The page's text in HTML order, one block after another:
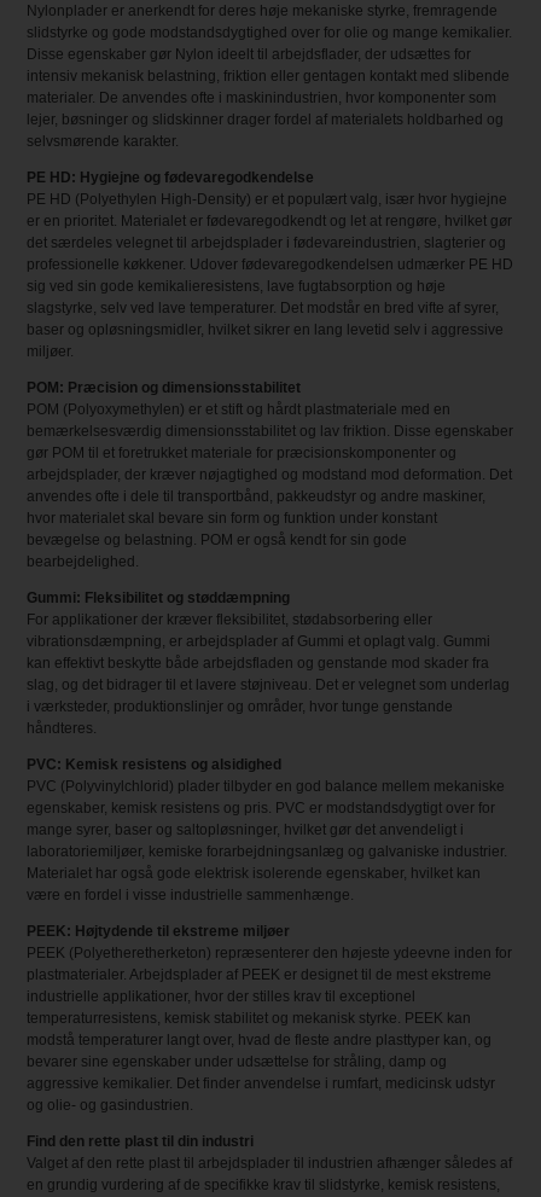
Nylonplader er anerkendt for deres høje mekaniske styrke, fremragende
slidstyrke og gode modstandsdygtighed over for olie og mange kemikalier.
Disse egenskaber gør Nylon ideelt til arbejdsflader, der udsættes for
intensiv mekanisk belastning, friktion eller gentagen kontakt med slibende
materialer. De anvendes ofte i maskinindustrien, hvor komponenter som
lejer, bøsninger og slidskinner drager fordel af materialets holdbarhed og
selvsmørende karakter.
PE HD: Hygiejne og fødevaregodkendelse
PE HD (Polyethylen High-Density) er et populært valg, især hvor hygiejne
er en prioritet. Materialet er fødevaregodkendt og let at rengøre, hvilket gør
det særdeles velegnet til arbejdsplader i fødevareindustrien, slagterier og
professionelle køkkener. Udover fødevaregodkendelsen udmærker PE HD
sig ved sin gode kemikalieresistens, lave fugtabsorption og høje
slagstyrke, selv ved lave temperaturer. Det modstår en bred vifte af syrer,
baser og opløsningsmidler, hvilket sikrer en lang levetid selv i aggressive
miljøer.
POM: Præcision og dimensionsstabilitet
POM (Polyoxymethylen) er et stift og hårdt plastmateriale med en
bemærkelsesværdig dimensionsstabilitet og lav friktion. Disse egenskaber
gør POM til et foretrukket materiale for præcisionskomponenter og
arbejdsplader, der kræver nøjagtighed og modstand mod deformation. Det
anvendes ofte i dele til transportbånd, pakkeudstyr og andre maskiner,
hvor materialet skal bevare sin form og funktion under konstant
bevægelse og belastning. POM er også kendt for sin gode
bearbejdelighed.
Gummi: Fleksibilitet og støddæmpning
For applikationer der kræver fleksibilitet, stødabsorbering eller
vibrationsdæmpning, er arbejdsplader af Gummi et oplagt valg. Gummi
kan effektivt beskytte både arbejdsfladen og genstande mod skader fra
slag, og det bidrager til et lavere støjniveau. Det er velegnet som underlag
i værksteder, produktionslinjer og områder, hvor tunge genstande
håndteres.
PVC: Kemisk resistens og alsidighed
PVC (Polyvinylchlorid) plader tilbyder en god balance mellem mekaniske
egenskaber, kemisk resistens og pris. PVC er modstandsdygtigt over for
mange syrer, baser og saltopløsninger, hvilket gør det anvendeligt i
laboratoriemiljøer, kemiske forarbejdningsanlæg og galvaniske industrier.
Materialet har også gode elektrisk isolerende egenskaber, hvilket kan
være en fordel i visse industrielle sammenhænge.
PEEK: Højtydende til ekstreme miljøer
PEEK (Polyetheretherketon) repræsenterer den højeste ydeevne inden for
plastmaterialer. Arbejdsplader af PEEK er designet til de mest ekstreme
industrielle applikationer, hvor der stilles krav til exceptionel
temperaturresistens, kemisk stabilitet og mekanisk styrke. PEEK kan
modstå temperaturer langt over, hvad de fleste andre plasttyper kan, og
bevarer sine egenskaber under udsættelse for stråling, damp og
aggressive kemikalier. Det finder anvendelse i rumfart, medicinsk udstyr
og olie- og gasindustrien.
Find den rette plast til din industri
Valget af den rette plast til arbejdsplader til industrien afhænger således af
en grundig vurdering af de specifikke krav til slidstyrke, kemisk resistens,